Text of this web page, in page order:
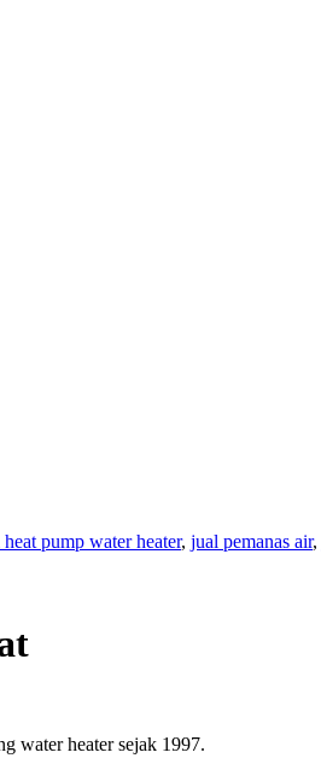
pump water heater, jual pemanas air,
water heater sejak 1997.